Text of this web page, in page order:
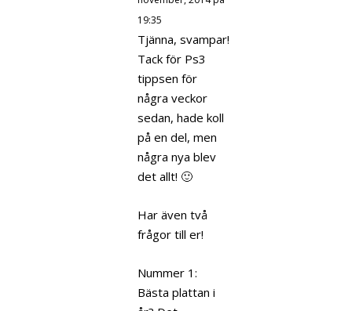
19:35
Tjänna, svampar!
Tack för Ps3
tippsen för
några veckor
sedan, hade koll
på en del, men
några nya blev
det allt! 🙂
Har även två
frågor till er!
Nummer 1:
Bästa plattan i